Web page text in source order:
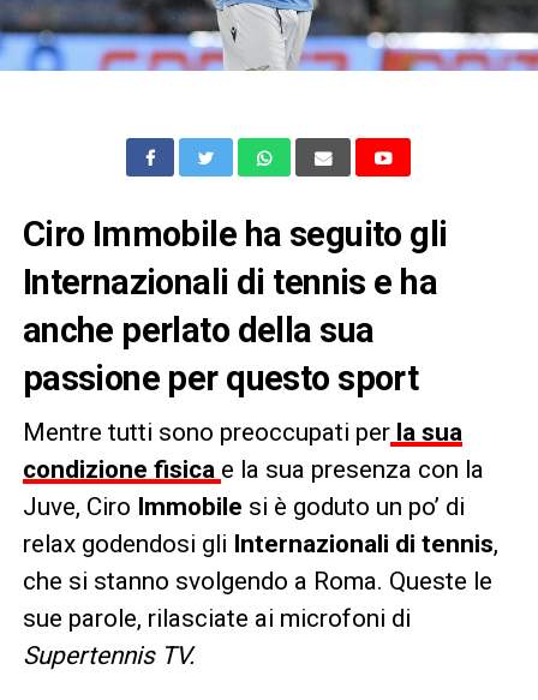
Ciro Immobile ha seguito gli
Internazionali di tennis e ha
anche perlato della sua
passione per questo sport
Mentre tutti sono preoccupati perla sua
condizione fisica e la sua presenza con la
Juve, Ciro Immobile si è goduto un po’ di
relax godendosi gli Internazionali di tennis,
che si stanno svolgendo a Roma. Queste le
sue parole, rilasciate ai microfoni di
Supertennis TV.